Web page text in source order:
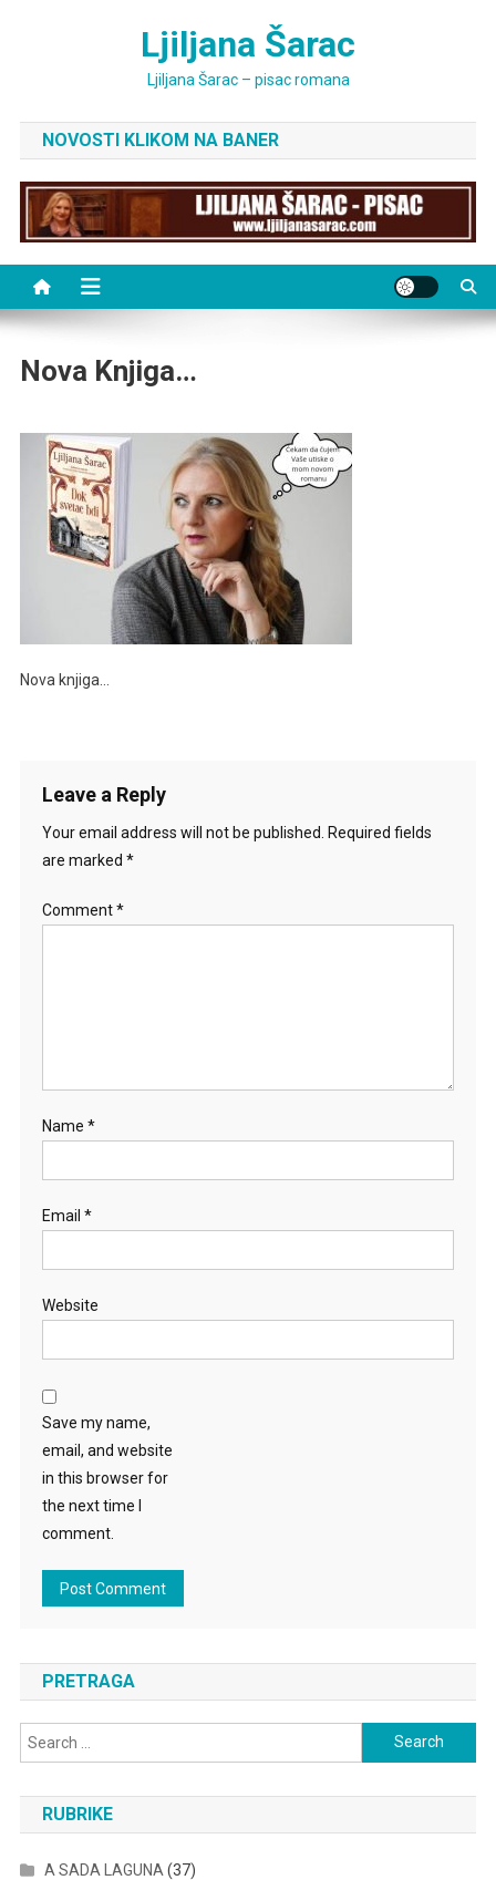
Ljiljana Šarac
Ljiljana Šarac – pisac romana
NOVOSTI KLIKOM NA BANER
Nova Knjiga…
Nova knjiga…
Leave a Reply
Your email address will not be published.
Required fields
are marked *
Comment*
Name *
Email *
Website
Save my name,
email, and website
in this browser for
the next time I
comment.
PRETRAGA
Search
for:
RUBRIKE
A SADA LAGUNA (37)